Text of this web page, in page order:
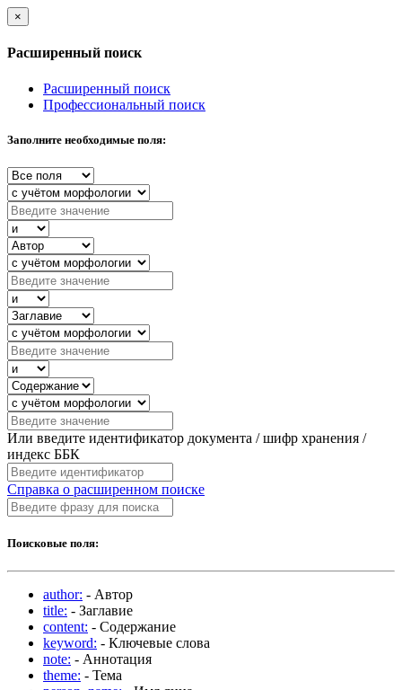
×
Расширенный поиск
Расширенный поиск
Профессиональный поиск
Заполните необходимые поля:
Или введите идентификатор документа / шифр хранения /
индекс ББК
Справка о расширенном поиске
Поисковые поля:
author: - Автор
title: - Заглавие
content: - Содержание
keyword: - Ключевые слова
note: - Аннотация
theme: - Тема